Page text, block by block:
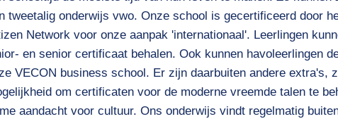
tweetalig onderwijs vwo. Onze school is gecertificeerd door
Network voor onze aanpak 'internationaal'. Leerlingen
en senior certificaat behalen. Ook kunnen havoleerlingen
VECON business school. Er zijn daarbuiten andere extra's,
om certificaten voor de moderne vreemde talen te
aandacht voor cultuur. Ons onderwijs vindt regelmatig